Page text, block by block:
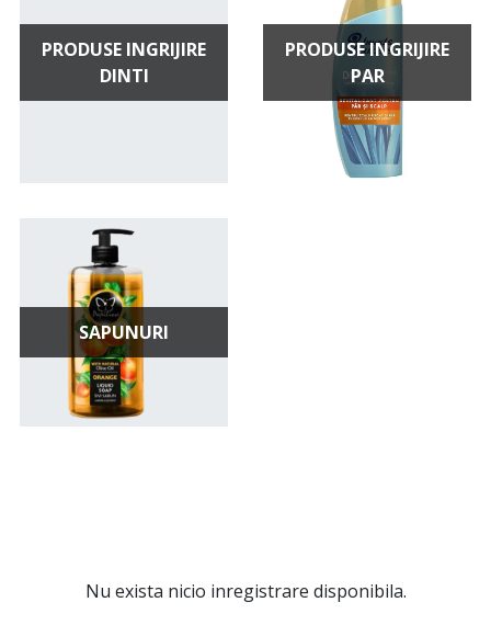
într-o experiență plăcută și eficientă. Explorează acum
selecția noastră și investește în propria ta bunăstare și
aspect radiant.
PRODUSE INGRIJIRE
DINTI
PRODUSE INGRIJIRE
PAR
SAPUNURI
Nu exista nicio inregistrare disponibila.